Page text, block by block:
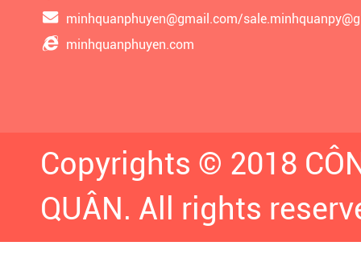
minhquanphuyen@gmail.com/
minhquanphuyen.com
Copyrights © 2018
QUÂN. All rights